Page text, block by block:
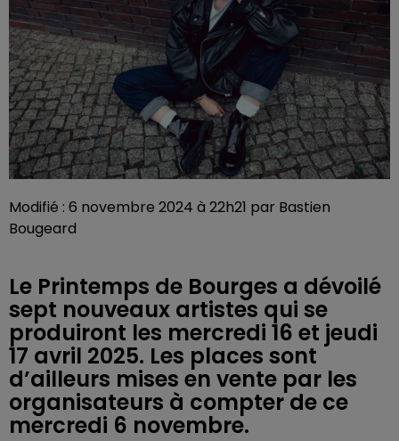
Modifié : 6 novembre 2024 à 22h21 par Bastien
Bougeard
Le Printemps de Bourges a dévoilé
sept nouveaux artistes qui se
produiront les mercredi 16 et jeudi
17 avril 2025. Les places sont
d’ailleurs mises en vente par les
organisateurs à compter de ce
mercredi 6 novembre.